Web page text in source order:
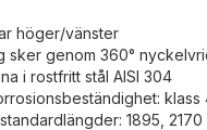
höger/vänster
sker genom 360°
i rostfritt stål AISI 304
klass
1895,